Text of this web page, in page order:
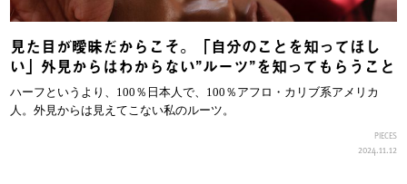
見た目が曖昧だからこそ。「自分のことを知ってほし
い」外見からはわからない”ルーツ”を知ってもらうこと
ハーフというより、100％日本人で、100％アフロ・カリブ系アメリカ
人。外見からは見えてこない私のルーツ。
PIECES
2024.11.12